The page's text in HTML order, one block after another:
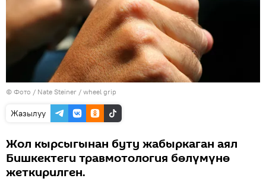
© Фото / Nate Steiner / wheel grip
Жазылуу
Жол кырсыгынан буту жабыркаган аял
Бишкектеги травмотология бөлүмүнө
жеткирилген.